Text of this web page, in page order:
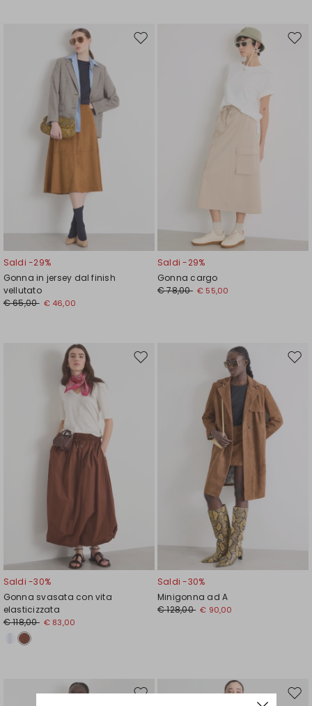
Sposta
Saldi -29%
Gonna in jersey dal finish
vellutato
€ 65,00 € 46,00
Saldi -29%
Gonna cargo
€ 78,00 € 55,00
Sposta
Saldi -30%
Gonna svasata con vita
elasticizzata
€ 118,00 € 83,00
Saldi -30%
Minigonna ad A
€ 128,00 € 90,00